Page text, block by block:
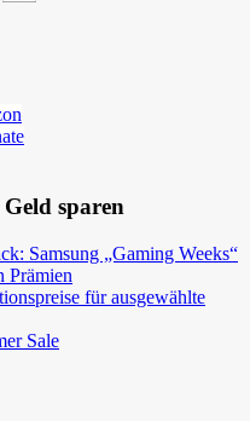
sparen
Samsung „Gaming Weeks“
Prämien
für ausgewählte
Sale